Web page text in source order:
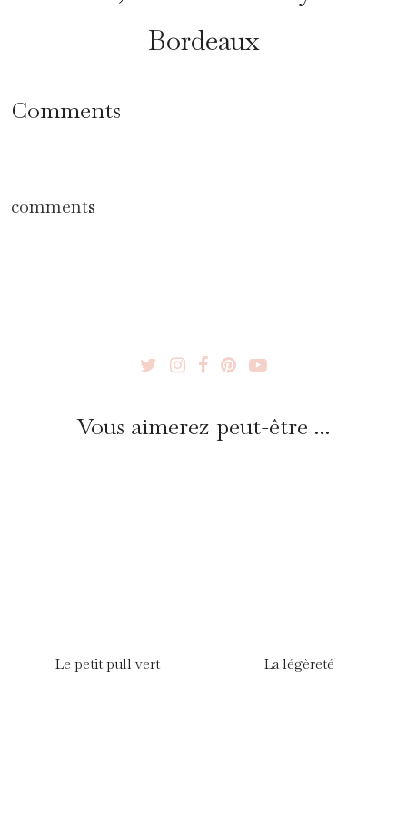
Bordeaux
Comments
comments
Vous aimerez peut-être ...
Le petit pull vert La légèreté